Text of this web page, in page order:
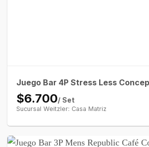
Juego Bar 4P Stress Less
$6.700/ Set
Sucursal Weitzler: Casa Matriz